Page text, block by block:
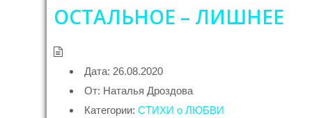
ОСТАЛЬНОЕ – ЛИШНЕЕ
Дата: 26.08.2020
От: Наталья Дроздова
Категории: СТИХИ о ЛЮБВИ